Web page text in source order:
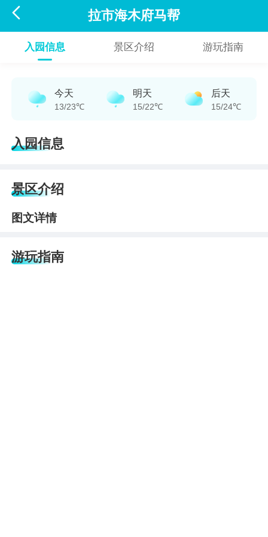
 拉市海木府马帮
入园信息 景区介绍 游玩指南
今天
13/23℃
明天
15/22℃
后天
15/24℃
入园信息
景区介绍
图文详情
游玩指南